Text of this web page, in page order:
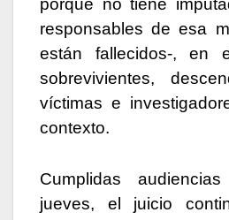
porque no tiene
responsables de esa
están fallecidos-, en
sobrevivientes,
víctimas e
contexto.
Cumplidas
jueves, el juicio